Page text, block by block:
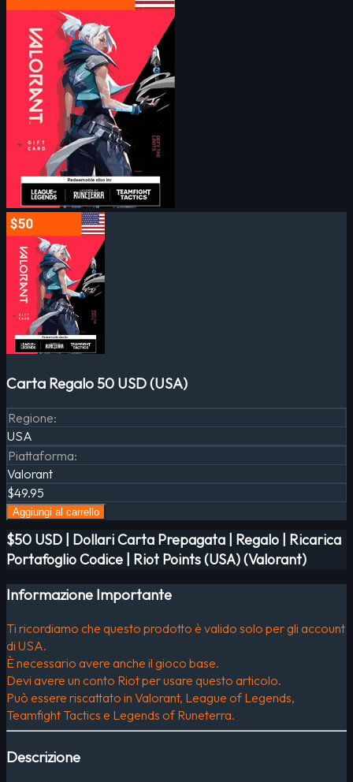
Carta Regalo 50 USD (USA)
Regione:
USA
Piattaforma:
Valorant
$49.95
Aggiungi al carrello
$50 USD | Dollari Carta Prepagata | Regalo | Ricarica
Portafoglio Codice | Riot Points (USA) (Valorant)
Informazione Importante
Ti ricordiamo che questo prodotto è valido solo per gli account
di USA.
È necessario avere anche il gioco base.
Devi avere un conto Riot per usare questo articolo.
Può essere riscattato in Valorant, League of Legends,
Teamfight Tactics e Legends of Runeterra.
Descrizione